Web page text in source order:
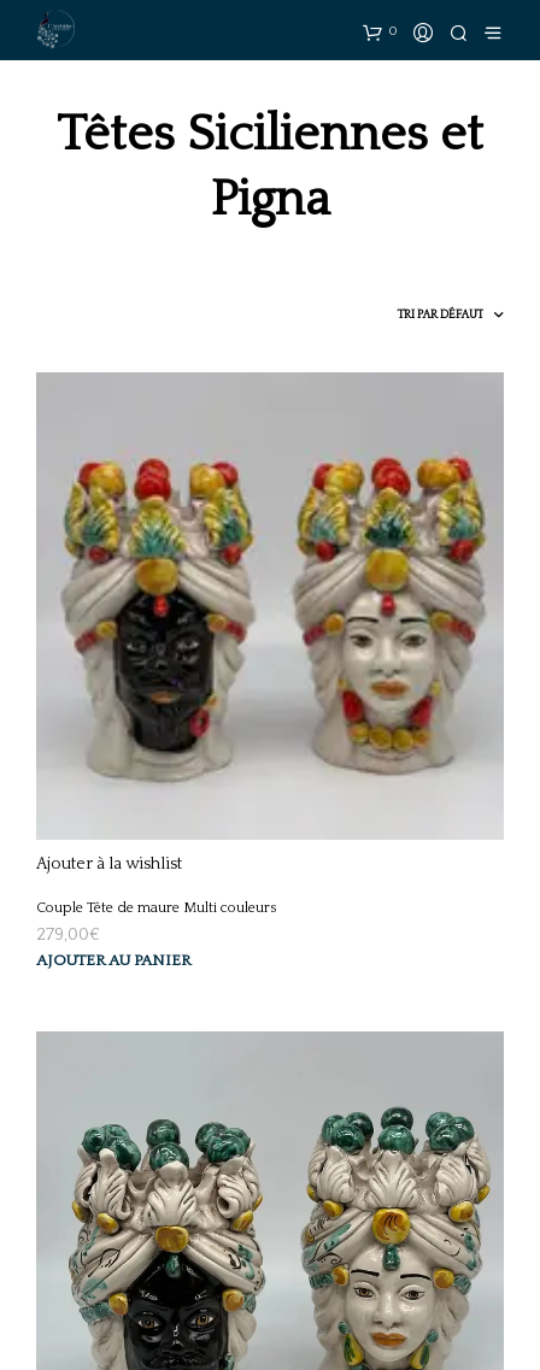
0
Têtes Siciliennes et
Pigna
Ajouter à la wishlist
Couple Tête de maure Multi couleurs
279,00€
AJOUTER AU PANIER